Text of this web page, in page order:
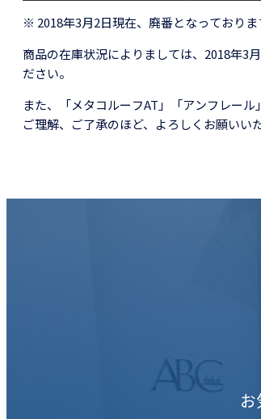
※ 2018年3月2日現在、廃番となっておりま
商品の在庫状況によりましては、2018年3
ださい。
また、「メタコルーフAT」「アンフレー
ご理解、ご了承のほど、よろしくお願いい